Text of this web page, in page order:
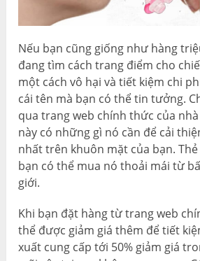
Nếu bạn cũng giống như hàng
đang tìm cách trang điểm cho
một cách vô hại và tiết kiệm chi
cái tên mà bạn có thể tin tưởng.
qua trang web chính thức của
này có những gì nó cần để cải
nhất trên khuôn mặt của bạn.
bạn có thể mua nó thoải mái từ
giới.
Khi bạn đặt hàng từ trang web
thể được giảm giá thêm để tiết
xuất cung cấp tới 50% giảm giá